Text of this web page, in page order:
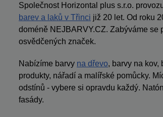
Společnost Horizontal plus s.r.o.
barev a laků v Třinci již 20 let. Od roku
doméně NEJBARVY.CZ. Zabýváme se
osvědčených značek.
Nabízíme barvy na dřevo, barvy na kov,
produkty, nářadí a malířské pomůcky.
odstínů - vybere si opravdu každý.
fasády.